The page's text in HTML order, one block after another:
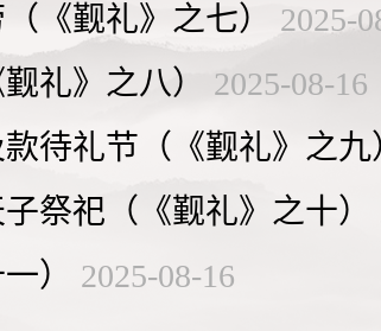
《觐礼》之七）
2025-
礼》之八）
2025-08-16
待礼节（《觐礼》之九
祭祀（《觐礼》之十）
）
2025-08-16